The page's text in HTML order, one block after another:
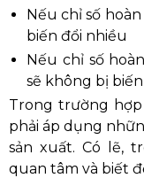
Nếu chỉ số
biến đổi nhiều
Nếu chỉ số
sẽ không bị biến
Trong trường
phải áp dụng
sản xuất. Có lẽ,
quan tâm và biết